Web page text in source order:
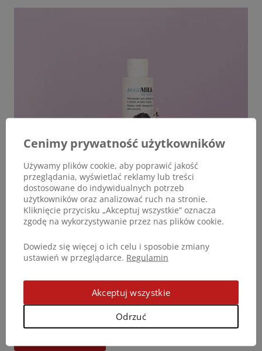
Cenimy prywatność użytkowników
Używamy plików cookie, aby poprawić jakość
przeglądania, wyświetlać reklamy lub treści
dostosowane do indywidualnych potrzeb
użytkowników oraz analizować ruch na stronie.
Kliknięcie przycisku „Akceptuj wszystkie” oznacza
zgodę na wykorzystywanie przez nas plików cookie.
Dowiedz się więcej o ich celu i sposobie zmiany
ustawień w przeglądarce. Regulamin
Odrzuć
Akceptuj wszystkie